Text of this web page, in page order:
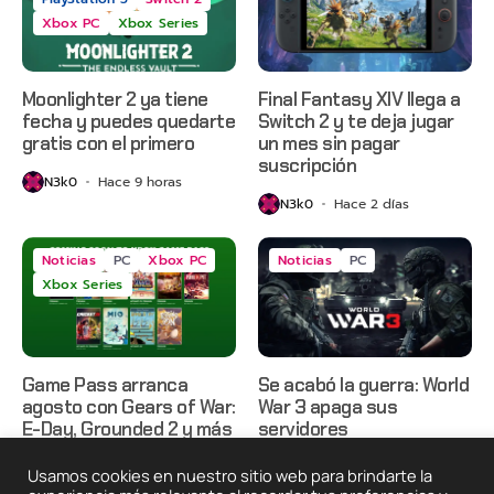
Xbox PC
Xbox Series
Moonlighter 2 ya tiene
fecha y puedes quedarte
gratis con el primero
N3k0 Hace 9 horas
Final Fantasy XIV llega a
Switch 2 y te deja jugar
un mes sin pagar
suscripción
N3k0 Hace 2 días
Noticias PC
Xbox PC
Xbox Series
Game Pass arranca
agosto con Gears of War:
E-Day, Grounded 2 y más
Hace 2 días
Noticias PC
Se acabó la guerra: World
War 3 apaga sus
servidores
N3k0 Hace 2 días
Usamos cookies en nuestro sitio web para brindarte la